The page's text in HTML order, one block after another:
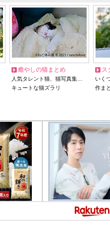
癒やしの猫まとめ
人気タレント猫、猫写真集…
キュートな猫ズラリ
ス
いく
作ま